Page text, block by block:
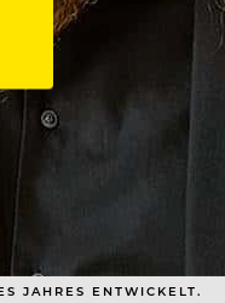
JAHRES ENTWICKELT.